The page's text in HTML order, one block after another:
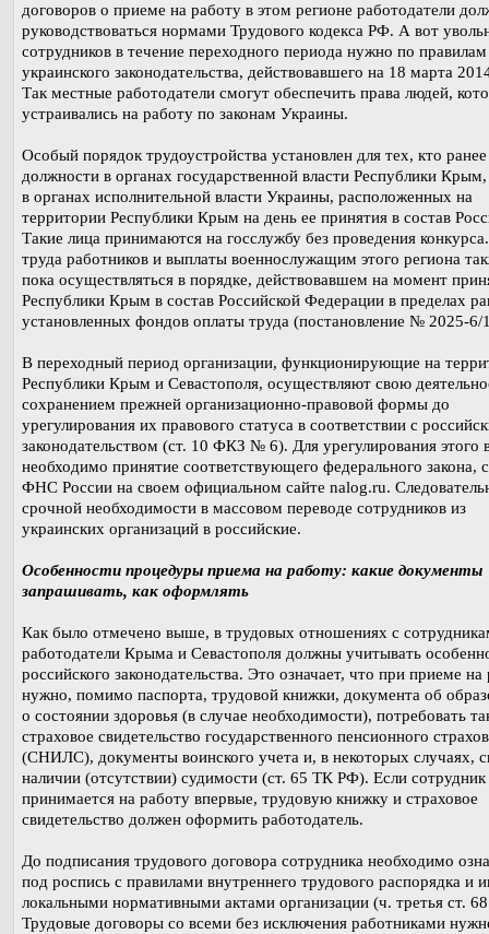
договоров о приеме на работу в этом регионе работодатели
руководствоваться нормами Трудового кодекса РФ. А вот
сотрудников в течение переходного периода нужно по правилам
украинского законодательства, действовавшего на 18 марта
Так местные работодатели смогут обеспечить права людей,
устраивались на работу по законам Украины.
Особый порядок трудоустройства установлен для тех, кто
должности в органах государственной власти Республики
в органах исполнительной власти Украины, расположенных на
территории Республики Крым на день ее принятия в состав
Такие лица принимаются на госслужбу без проведения
труда работников и выплаты военнослужащим этого региона
пока осуществляться в порядке, действовавшем на момент
Республики Крым в состав Российской Федерации в пределах
установленных фондов оплаты труда (постановление № 2025-6/
В переходный период организации, функционирующие на
Республики Крым и Севастополя, осуществляют свою
сохранением прежней организационно-правовой формы до
урегулирования их правового статуса в соответствии с
законодательством (ст. 10 ФКЗ № 6). Для урегулирования этого
необходимо принятие соответствующего федерального закона,
ФНС России на своем официальном сайте nalog.ru.
срочной необходимости в массовом переводе сотрудников из
украинских организаций в российские.
Особенности процедуры приема на работу: какие документы
запрашивать, как оформлять
Как было отмечено выше, в трудовых отношениях с
работодатели Крыма и Севастополя должны учитывать
российского законодательства. Это означает, что при приеме на
нужно, помимо паспорта, трудовой книжки, документа об
о состоянии здоровья (в случае необходимости), потребовать
страховое свидетельство государственного пенсионного
(СНИЛС), документы воинского учета и, в некоторых случаях,
наличии (отсутствии) судимости (ст. 65 ТК РФ). Если сотрудник
принимается на работу впервые, трудовую книжку и страховое
свидетельство должен оформить работодатель.
До подписания трудового договора сотрудника необходимо
под роспись с правилами внутреннего трудового распорядка и
локальными нормативными актами организации (ч. третья ст.
Трудовые договоры со всеми без исключения работниками